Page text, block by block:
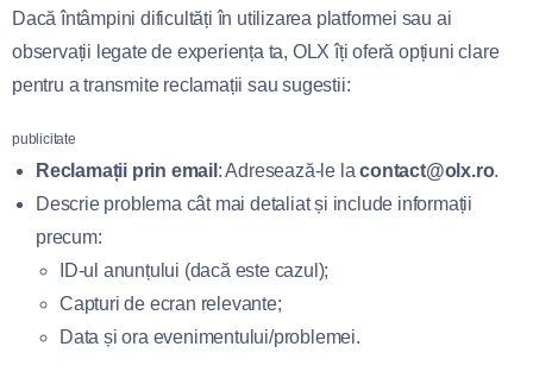
Dacă întâmpini dificultăți în utilizarea platformei sau ai
observații legate de experiența ta, OLX îți oferă opțiuni clare
pentru a transmite reclamații sau sugestii:
publicitate
Reclamații prin email : Adresează-le lacontact@olx.ro.
Descrie problema cât mai detaliat și include informații
precum:
ID-ul anunțului (dacă este cazul);
Capturi de ecran relevante;
Data și ora evenimentului/problemei.